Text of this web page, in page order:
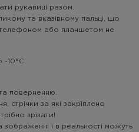
рукавиці разом.
та вказівному пальці, що
телефоном або планшетом не
-10°С
поверненню.
стрічки за які закріплено
зрізати!
зображенні і в реальності можуть